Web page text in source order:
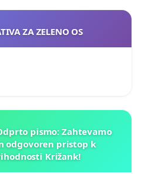
ZA ZELENO OS
pismo: Zahtevamo
odgovoren pristop k
Križank!